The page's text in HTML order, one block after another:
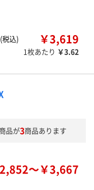
税込)
￥3,619
1枚あたり ￥3.62
品が3商品あります
～￥3,667